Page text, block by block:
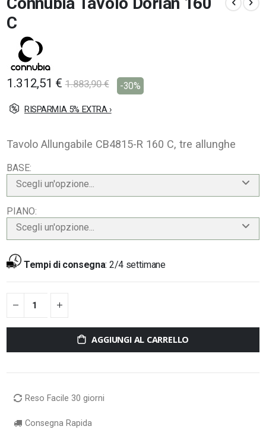
della
galleria
immagini
C
1.312,51 € 1.883,90 € -30%
RISPARMIA 5% EXTRA ›
Tavolo Allungabile CB4815-R 160 C, tre allunghe
BASE
Scegli un'opzione...
PIANO
Scegli un'opzione...
Tempi di consegna: 2/4 settimane
AGGIUNGI AL CARRELLO
Reso Facile 30 giorni
Consegna Rapida